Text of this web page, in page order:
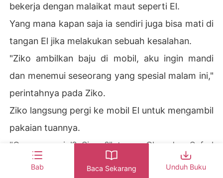
bekerja dengan malaikat maut seperti El.
Yang mana kapan saja ia sendiri juga bisa mati di
tangan El jika melakukan sebuah kesalahan.
"Ziko ambilkan baju di mobil, aku ingin mandi
dan menemui seseorang yang spesial malam ini,"
perintahnya pada Ziko.
Ziko langsung pergi ke mobil El untuk mengambil
pakaian tuannya.
"Orang spesial? Siapa?" tanya Glen dan Safrel
penasaran.
Bab Baca Sekarang Unduh Buku